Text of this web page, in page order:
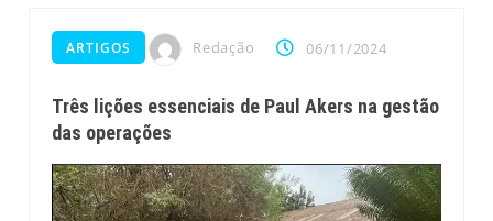
ARTIGOS Redação 06/11/2024
Três lições essenciais de Paul Akers na gestão
das operações